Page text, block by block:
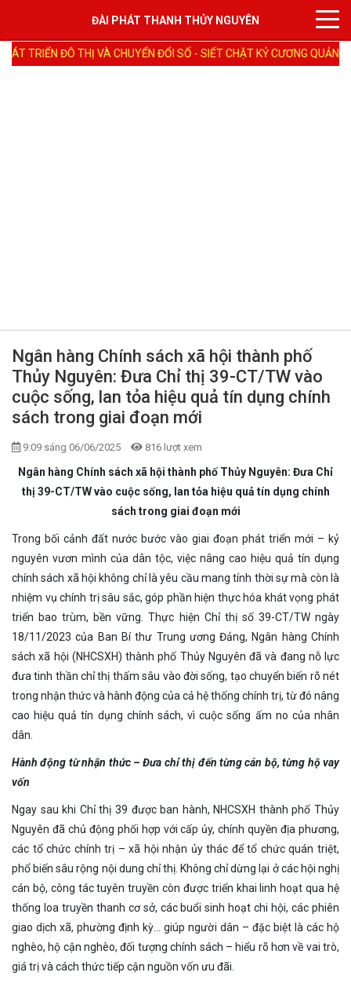
ĐÀI PHÁT THANH THỦY NGUYÊN
TRIỂN ĐÔ THỊ VÀ CHUYỂN ĐỔI SỐ - SIẾT CHẶT KỶ CƯƠNG QUẢN LÝ
Ngân hàng Chính sách xã hội thành phố
Thủy Nguyên: Đưa Chỉ thị 39-CT/TW vào
cuộc sống, lan tỏa hiệu quả tín dụng chính
sách trong giai đoạn mới
9:09 sáng 06/06/2025 816 lượt xem
Ngân hàng Chính sách xã hội thành phố Thủy Nguyên: Đưa Chỉ
thị 39-CT/TW vào cuộc sống, lan tỏa hiệu quả tín dụng chính
sách trong giai đoạn mới
Trong bối cảnh đất nước bước vào giai đoạn phát triển mới – kỷ
nguyên vươn mình của dân tộc, việc nâng cao hiệu quả tín dụng
chính sách xã hội không chỉ là yêu cầu mang tính thời sự mà còn là
nhiệm vụ chính trị sâu sắc, góp phần hiện thực hóa khát vọng phát
triển bao trùm, bền vững. Thực hiện Chỉ thị số 39-CT/TW ngày
18/11/2023 của Ban Bí thư Trung ương Đảng, Ngân hàng Chính
sách xã hội (NHCSXH) thành phố Thủy Nguyên đã và đang nỗ lực
đưa tinh thần chỉ thị thấm sâu vào đời sống, tạo chuyển biến rõ nét
trong nhận thức và hành động của cả hệ thống chính trị, từ đó nâng
cao hiệu quả tín dụng chính sách, vì cuộc sống ấm no của nhân
dân.
Hành động từ nhận thức – Đưa chỉ thị đến từng cán bộ, từng hộ vay
vốn
Ngay sau khi Chỉ thị 39 được ban hành, NHCSXH thành phố Thủy
Nguyên đã chủ động phối hợp với cấp ủy, chính quyền địa phương,
các tổ chức chính trị – xã hội nhận ủy thác để tổ chức quán triệt,
phổ biến sâu rộng nội dung chỉ thị. Không chỉ dừng lại ở các hội nghị
cán bộ, công tác tuyên truyền còn được triển khai linh hoạt qua hệ
thống loa truyền thanh cơ sở, các buổi sinh hoạt chi hội, các phiên
giao dịch xã, phường định kỳ… giúp người dân – đặc biệt là các hộ
nghèo, hộ cận nghèo, đối tượng chính sách – hiểu rõ hơn về vai trò,
giá trị và cách thức tiếp cận nguồn vốn ưu đãi.